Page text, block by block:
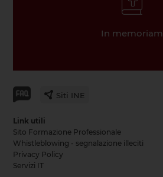
In memoriam
Siti INE
Link utili
Sito Formazione Professionale
Whistleblowing - segnalazione illeciti
Privacy Policy
Servizi IT